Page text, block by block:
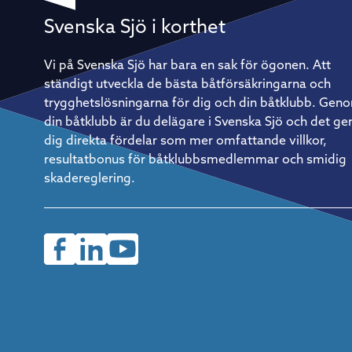
vila – det är det som är så kul, säger han. Det innebär förstås
också att förberedelserna väger tyngre. Allt ombord måste
vara genomtänkt, från rigg och segeltrim till rutiner för att
och sova. Vila är också en taktik På ett lopp av Gotland Runts
kaliber – flera hundra nautiska mil runt en hel ö – räcker det
inte att bara vara duktig på att segla. Återhämtning blir lika
strategisk som vindtaktik. – Vi kör ett rullande schema med
tre timmars segling följt av tre timmars vila. Det måste få
vara flexibelt i praktiken, men fasta rutiner är avgörande för
att verkligen återhämta sig ordentligt. Så kommer du igång
Christian Harding är tydlig med rådet till den som vill prova
på: börja enkelt. En mindre, lätthanterlig båt och en pålitlig
kompis med rätt inställning är allt som behövs för att ta de
första stegen. Saknar man egen båt finns det ofta möjlighet
att hoppa på som gast hos en erfaren båtägare – ett utmärkt
sätt att lära sig formatet inifrån innan man investerar i eget
material.
Svenska Sjö i korthet
Vi på Svenska Sjö har bara en sak för ögonen. Att
ständigt utveckla de bästa båtförsäkringarna och
trygghetslösningarna för dig och din båtklubb.
din båtklubb är du delägare i Svenska Sjö och det ger
dig direkta fördelar som mer omfattande villkor,
resultatbonus för båtklubbsmedlemmar och smidig
skadereglering.